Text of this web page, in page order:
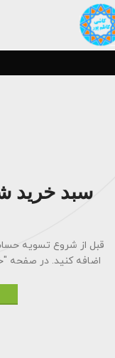
سبد خرید
قبل از شروع تسویه
اضافه کنید. در صفحه